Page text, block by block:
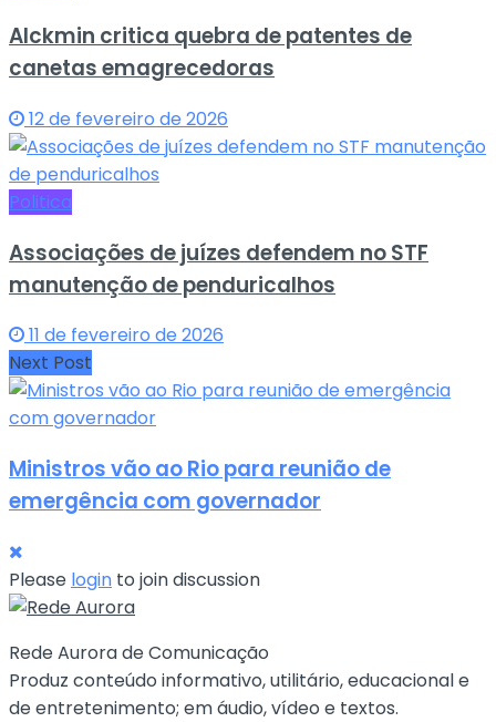
Alckmin critica quebra de patentes de
canetas emagrecedoras
12 de fevereiro de 2026
Politica
Associações de juízes defendem no STF
manutenção de penduricalhos
11 de fevereiro de 2026
Next Post
Ministros vão ao Rio para reunião de
emergência com governador
Please login to join discussion
Rede Aurora de Comunicação
Produz conteúdo informativo, utilitário, educacional e
de entretenimento; em áudio, vídeo e textos.